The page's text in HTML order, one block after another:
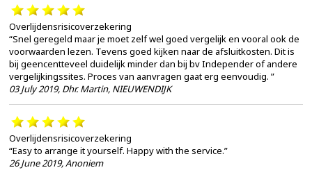
Overlijdensrisicoverzekering
“Snel geregeld maar je moet zelf wel goed vergelijk en vooral ook de
voorwaarden lezen. Tevens goed kijken naar de afsluitkosten. Dit is
bij geencentteveel duidelijk minder dan bij bv Independer of andere
vergelijkingssites. Proces van aanvragen gaat erg eenvoudig. ”
03 July 2019, Dhr. Martin, NIEUWENDIJK
Overlijdensrisicoverzekering
“Easy to arrange it yourself. Happy with the service.”
26 June 2019,Anoniem